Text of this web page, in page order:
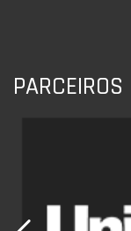
PARCEIROS